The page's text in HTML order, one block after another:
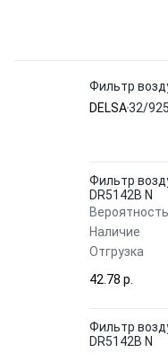
Фильтр
DELSA32/
Фильтр
DR5142B N
Вероятность
Наличие
Отгрузка
42.78 p.
Фильтр
DR5142B N